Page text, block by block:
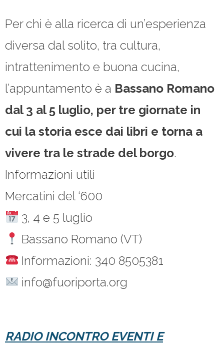
Per chi è alla ricerca di un’esperienza
diversa dal solito, tra cultura,
intrattenimento e buona cucina,
l’appuntamento è a Bassano Romano
dal 3 al 5 luglio, per tre giornate in
cui la storia esce dai libri e torna a
vivere tra le strade del borgo.
Informazioni utili
Mercatini del ‘600
3, 4 e 5 luglio
Bassano Romano (VT)
Informazioni: 340 8505381
info@fuoriporta.org
RADIO INCONTRO EVENTI E